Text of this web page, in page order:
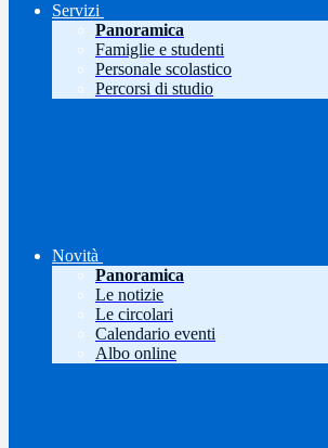
Servizi
Panoramica
Famiglie e studenti
Personale scolastico
Percorsi di studio
Novità
Panoramica
Le notizie
Le circolari
Calendario eventi
Albo online